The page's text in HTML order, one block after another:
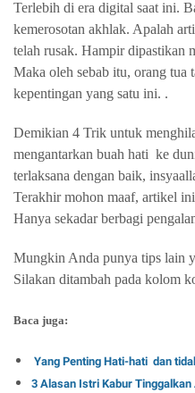
Terlebih di era digital saat ini.
kemerosotan akhlak. Apalah
telah rusak. Hampir dipastikan
Maka oleh sebab itu, orang tua
kepentingan yang satu ini. .
Demikian 4 Trik untuk
mengantarkan buah hati ke
terlaksana dengan baik,
Terakhir mohon maaf, artikel
Hanya sekadar berbagi
Mungkin Anda punya tips lain
Silakan ditambah pada kolom
Baca juga:
Yang Penting Hati-hati dan
3 Alasan Istri Kabur Tinggalkan